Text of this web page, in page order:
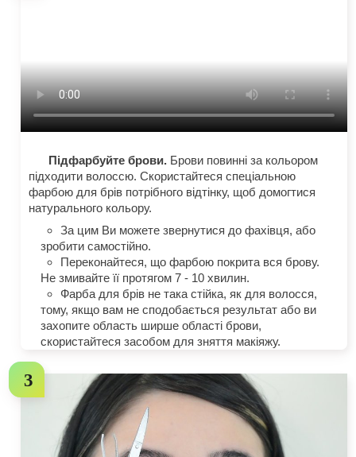
Підфарбуйте брови. Брови повинні за кольором
підходити волоссю. Скористайтеся спеціальною
фарбою для брів потрібного відтінку, щоб домогтися
натурального кольору.
За цим Ви можете звернутися до фахівця, або
зробити самостійно.
Переконайтеся, що фарбою покрита вся брову.
Не змивайте її протягом 7 - 10 хвилин.
Фарба для брів не така стійка, як для волосся,
тому, якщо вам не сподобається результат або ви
захопите область ширше області брови,
скористайтеся засобом для зняття макіяжу.